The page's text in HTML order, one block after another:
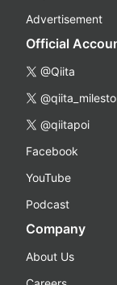
Advertisement
Official
@Qiita
@qiitapoi
Facebook
YouTube
Podcast
Company
About Us